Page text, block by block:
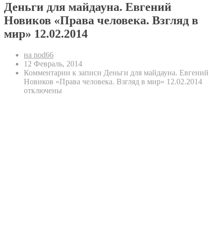
Деньги для майдауна. Евгений
Новиков «Права человека. Взгляд в
мир» 12.02.2014
на nod66
12 Февраль, 2014
Комментарии к записи Деньги для майдауна. Евгений
Новиков «Права человека. Взгляд в мир» 12.02.2014
отключены